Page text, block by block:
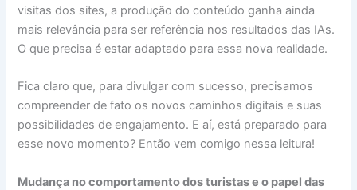
visitas dos sites, a produção do conteúdo ganha ainda
mais relevância para ser referência nos resultados das IAs.
O que precisa é estar adaptado para essa nova realidade.
Fica claro que, para divulgar com sucesso, precisamos
compreender de fato os novos caminhos digitais e suas
possibilidades de engajamento. E aí, está preparado para
esse novo momento? Então vem comigo nessa leitura!
Mudança no comportamento dos turistas e o papel das